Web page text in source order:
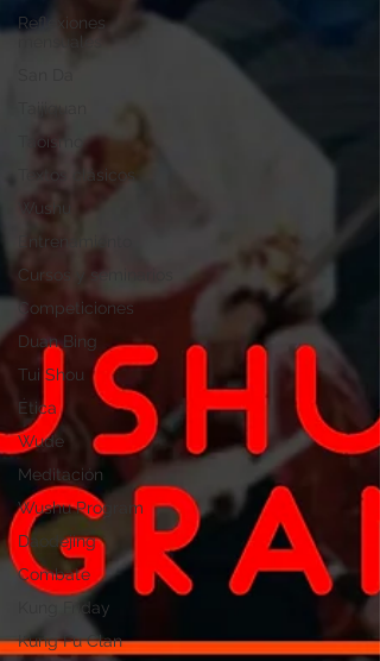
Reflexiones
mensuales
Taoísmo
Textos clásicos
Wushu
Entrenamiento
Cursos y seminarios
Competiciones
Duan Bing
Tui Shou
Ética
Wude
Meditación
Wushu Program
Daodejing
Combate
Kung Friday
Kung Fu Clan